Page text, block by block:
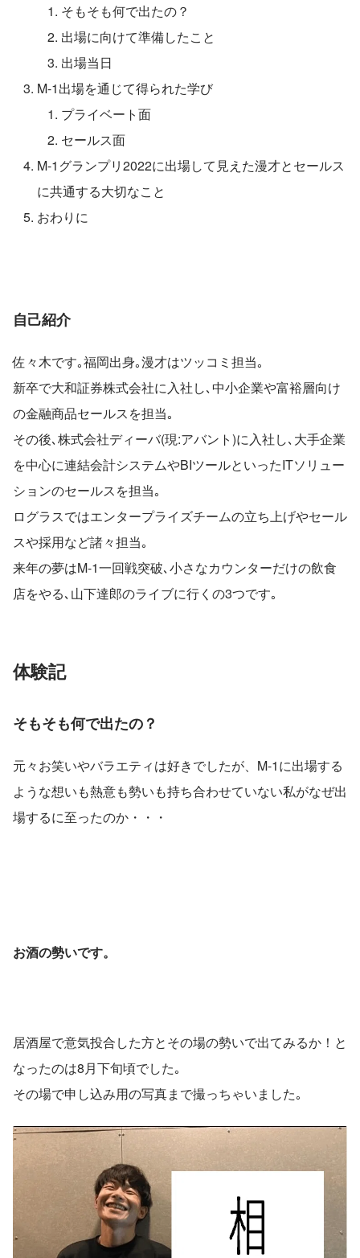
そもそも何で出たの？
出場に向けて準備したこと
出場当日
M-1出場を通じて得られた学び
プライベート面
セールス面
M-1グランプリ2022に出場して見えた漫才とセールス
に共通する大切なこと
おわりに
自己紹介
佐々木です｡福岡出身｡漫才はツッコミ担当｡
新卒で大和証券株式会社に入社し､中小企業や富裕層向け
の金融商品セールスを担当｡
その後､株式会社ディーバ(現:アバント)に入社し､大手企業
を中心に連結会計システムやBIツールといったITソリュー
ションのセールスを担当｡
ログラスではエンタープライズチームの立ち上げやセール
スや採用など諸々担当｡
来年の夢はM-1一回戦突破､小さなカウンターだけの飲食
店をやる､山下達郎のライブに行くの3つです｡
体験記
そもそも何で出たの？
元々お笑いやバラエティは好きでしたが、M-1に出場する
ような想いも熱意も勢いも持ち合わせていない私がなぜ出
場するに至ったのか・・・
お酒の勢いです。
居酒屋で意気投合した方とその場の勢いで出てみるか！と
なったのは8月下旬頃でした｡
その場で申し込み用の写真まで撮っちゃいました｡